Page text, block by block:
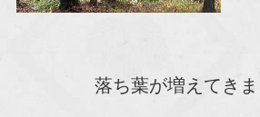
落ち葉が増えてきま